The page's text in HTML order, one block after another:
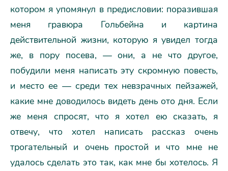
котором я упомянул в предисловии: поразившая
меня гравюра Гольбейна и картина
действительной жизни, которую я увидел тогда
же, в пору посева, — они, а не что другое,
побудили меня написать эту скромную повесть,
и место ее — среди тех невзрачных пейзажей,
какие мне доводилось видеть день ото дня. Если
же меня спросят, что я хотел ею сказать, я
отвечу, что хотел написать рассказ очень
трогательный и очень простой и что мне не
удалось сделать это так, как мне бы хотелось. Я